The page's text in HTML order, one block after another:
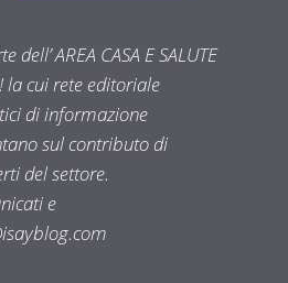
AREA CASA E SALUTE
la cui rete editoriale
di informazione
sul contributo di
del settore.
e